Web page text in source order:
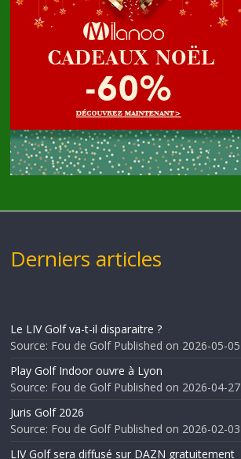
Derniers articles
Le LIV Golf va-t-il disparaitre ?
Source: Fou de Golf Published on 2026-05-05
Play Golf Indoor ouvre à Lyon
Source: Fou de Golf Published on 2026-04-27
Juris Golf 2026
Source: Fou de Golf Published on 2026-02-03
LIV Golf sera diffusé sur DAZN gratuitement